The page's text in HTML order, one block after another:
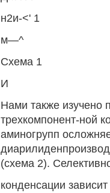
н2и-<' 1
м—^
Схема 1
И
Нами также изучено
трехкомпонент-ной
аминогрупп
(схема 2).
конденсации